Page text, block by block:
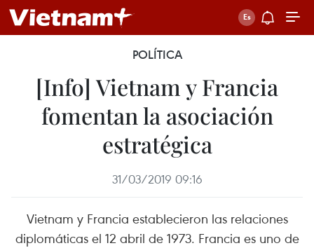
POLÍTICA
[Info] Vietnam y Francia
fomentan la asociación
estratégica
31/03/2019 09:16
Vietnam y Francia establecieron las relaciones
diplomáticas el 12 abril de 1973. Francia es uno de